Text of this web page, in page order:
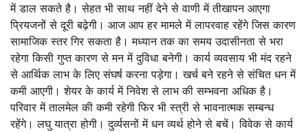
में डाल सकते है। सेहत भी साथ नहीं देने से वाणी में तीखापन आएगा
प्रियजनों से दूरी बढ़ेगी। आज आप हर मामले में लापरवाह रहेंगे जिस कारण
सामाजिक स्तर गिर सकता है। मध्यान तक का समय उदासीनता से भरा
रहेगा किसी गुप्त कारण से मन में दुविधा बनेगी। कार्य व्यवसाय भी मंद रहने
से आर्थिक लाभ के लिए संघर्ष करना पड़ेगा। खर्च बने रहने से संचित धन में
कमी आएगी। शेयर के कार्य में निवेश से लाभ की सम्भवना अधिक है।
परिवार में तालमेल की कमी रहेगी फिर भी स्त्री से भावनात्मक सम्बन्ध
रहेंगे। लघु यात्रा होगी। दुर्व्यसनों में धन व्यर्थ होने से बचें। विवेक से कार्य